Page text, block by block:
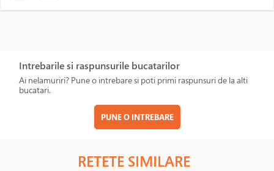
Intrebarile si raspunsurile bucatarilor
Ai nelamuriri? Pune o intrebare si poti primi raspunsuri de la alti
bucatari.
PUNE O INTREBARE
RETETE SIMILARE